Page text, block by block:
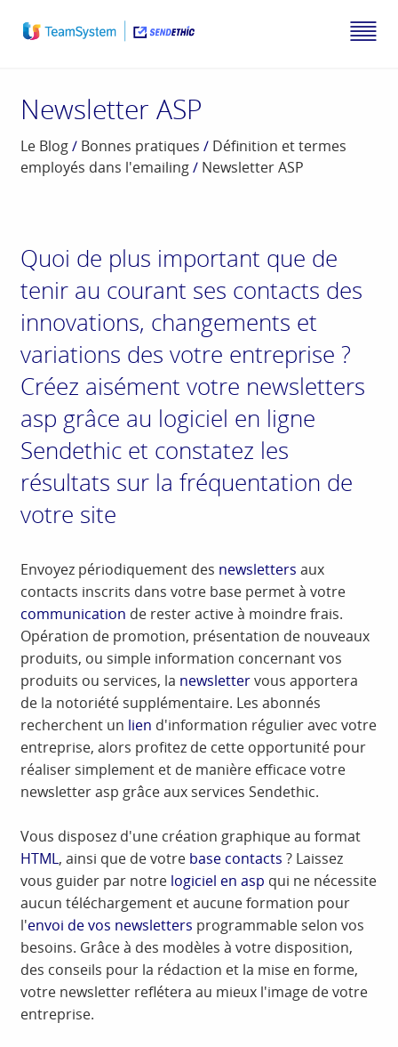
Newsletter ASP
Le Blog/ Bonnes pratiques / Définition et termes
employés dans l'emailing/ Newsletter ASP
Quoi de plus important que de
tenir au courant ses contacts des
innovations, changements et
variations des votre entreprise ?
Créez aisément votre newsletters
asp grâce au logiciel en ligne
Sendethic et constatez les
résultats sur la fréquentation de
votre site
Envoyez périodiquement des newsletters aux
contacts inscrits dans votre base permet à votre
communication de rester active à moindre frais.
Opération de promotion, présentation de nouveaux
produits, ou simple information concernant vos
produits ou services, la newslettervous apportera
de la notoriété supplémentaire. Les abonnés
recherchent un lien d'information régulier avec votre
entreprise, alors profitez de cette opportunité pour
réaliser simplement et de manière efficace votre
newsletter asp grâce aux services Sendethic.
Vous disposez d'une création graphique au format
HTML, ainsi que de votre base contacts ? Laissez
vous guider par notre logiciel en asp qui ne nécessite
aucun téléchargement et aucune formation pour
l'envoi de vos newsletters programmable selon vos
besoins. Grâce à des modèles à votre disposition,
des conseils pour la rédaction et la mise en forme,
votre newsletter reflétera au mieux l'image de votre
entreprise.